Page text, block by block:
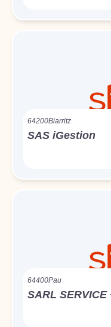
64200Biarritz
SAS iGestion
64400Pau
SARL SERVICE